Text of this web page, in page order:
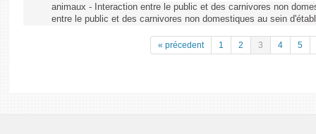
animaux - Interaction entre le public et des carnivores non
entre le public et des carnivores non domestiques au sein
« précedent 1 2 3 4 5